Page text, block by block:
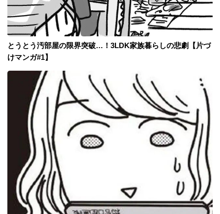
とうとう汚部屋の限界突破…！3LDK家族暮らしの悲劇【片づ
けマンガ#1】